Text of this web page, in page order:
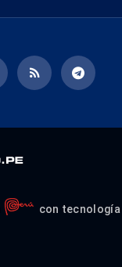
con tecnología